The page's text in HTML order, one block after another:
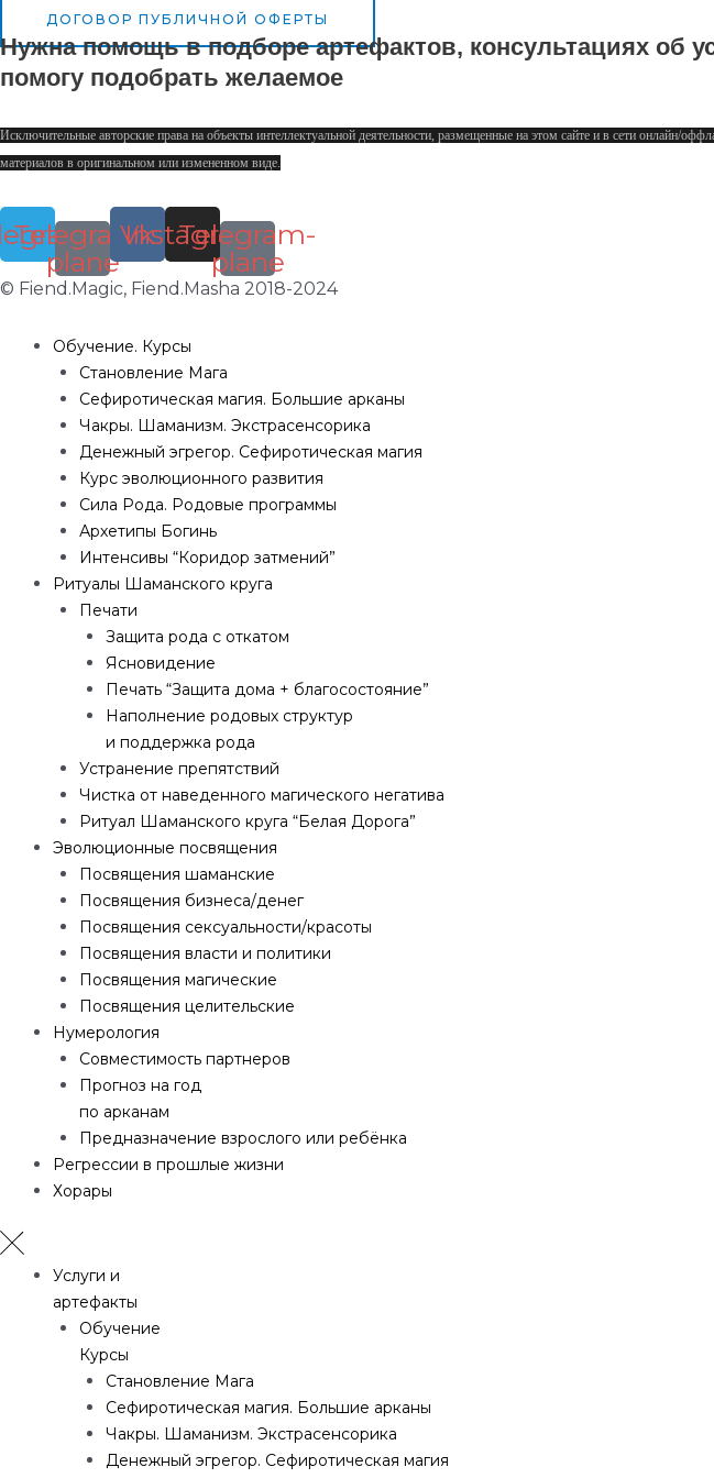
ДОГОВОР ПУБЛИЧНОЙ ОФЕРТЫ
Нужна помощь в подборе артефактов, консультациях об
помогу подобрать желаемое
Исключительные авторские права на объекты интеллектуальной деятельности, размещенные на этом сайте и в сети онлайн/
материалов в оригинальном или измененном виде.
Telegram-
plane
Vk
Instagram
Telegram-
plane
© Fiend.Magic, Fiend.Masha 2018-2024
Обучение. Курсы
Становление Мага
Сефиротическая магия. Большие арканы
Чакры. Шаманизм. Экстрасенсорика
Денежный эгрегор. Сефиротическая магия
Курс эволюционного развития
Сила Рода. Родовые программы
Архетипы Богинь
Интенсивы “Коридор затмений”
Ритуалы Шаманского круга
Печати
Защита рода с откатом
Ясновидение
Печать “Защита дома + благосостояние”
Наполнение родовых структур
и поддержка рода
Устранение препятствий
Чистка от наведенного магического негатива
Ритуал Шаманского круга “Белая Дорога”
Эволюционные посвящения
Посвящения шаманские
Посвящения бизнеса/денег
Посвящения сексуальности/красоты
Посвящения власти и политики
Посвящения магические
Посвящения целительские
Нумерология
Совместимость партнеров
Прогноз на год
по арканам
Предназначение взрослого или ребёнка
Регрессии в прошлые жизни
Хорары
Услуги и
артефакты
Обучение
Курсы
Становление Мага
Сефиротическая магия. Большие арканы
Чакры. Шаманизм. Экстрасенсорика
Денежный эгрегор. Сефиротическая магия